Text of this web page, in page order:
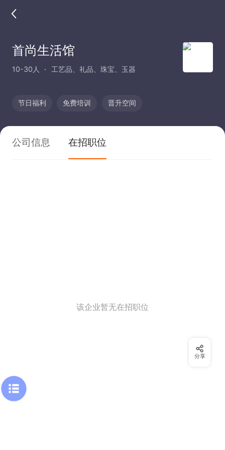
首尚生活馆
10-30人 工艺品、礼品、珠宝、玉器
节日福利 免费培训 晋升空间
公司信息 在招职位
该企业暂无在招职位
分享